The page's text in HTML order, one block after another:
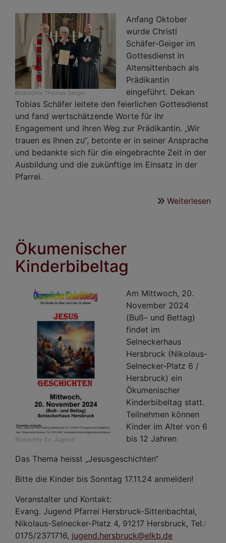
Bildrechte Thomas Geiger
Anfang Oktober
wurde Christl
Schäfer-Geiger im
Gottesdienst in
Altensittenbach als
Prädikantin
eingeführt. Dekan
Tobias Schäfer leitete den feierlichen Gottesdienst
und fand wertschätzende Worte für ihr
Engagement und ihren Weg zur Prädikantin. „Wir
trauen es Ihnen zu“, betonte er in seiner Ansprache
und bedankte sich für die eingebrachte Zeit in der
Ausbildung und die zukünftige im Einsatz in der
Pfarrei.
Weiterlesen
Ökumenischer
Kinderbibeltag
Bildrechte Ev. Jugend
Am Mittwoch, 20.
November 2024
(Buß– und Bettag)
findet im
Selneckerhaus
Hersbruck (Nikolaus-
Selnecker-Platz 6 /
Hersbruck) ein
Ökumenischer
Kinderbibeltag statt.
Teilnehmen können
Kinder im Alter von 6
bis 12 Jahren
Das Thema heisst „Jesusgeschichten“
Bitte die Kinder bis Sonntag 17.11.24 anmelden!
Veranstalter und Kontakt:
Evang. Jugend Pfarrei Hersbruck-Sittenbachtal,
Nikolaus-Selnecker-Platz 4, 91217 Hersbruck, Tel.:
0175/2371716, jugend.hersbruck@elkb.de